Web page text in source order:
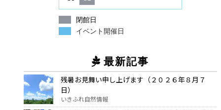
閉館日
イベント開催日
最新記事
残暑お見舞い申し上げます（２０２６年８月７
日）
いきふれ自然情報